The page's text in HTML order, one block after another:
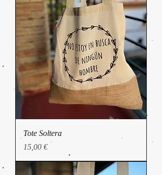
Tote Soltera
Precio
15,00 €